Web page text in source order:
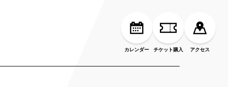
カレンダー チケット購入 アクセス